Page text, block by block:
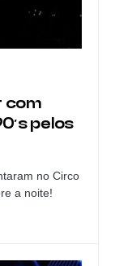
com
pelos
no Circo
a noite!